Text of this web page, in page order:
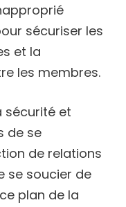
sécuriser les
et la
les membres.
sécurité et
de se
de relations
se soucier de
plan de la